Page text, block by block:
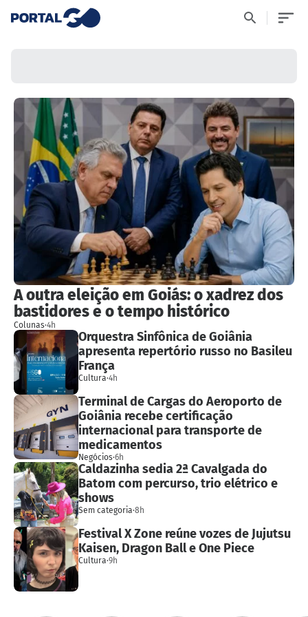
A outra eleição em Goiás: o xadrez dos
bastidores e o tempo histórico
Colunas·4h
Orquestra Sinfônica de Goiânia
apresenta repertório russo no Basileu
França
Cultura·4h
Terminal de Cargas do Aeroporto de
Goiânia recebe certificação
internacional para transporte de
medicamentos
Negócios·6h
Caldazinha sedia 2ª Cavalgada do
Batom com percurso, trio elétrico e
shows
Sem categoria·8h
Festival X Zone reúne vozes de Jujutsu
Kaisen, Dragon Ball e One Piece
Cultura·9h